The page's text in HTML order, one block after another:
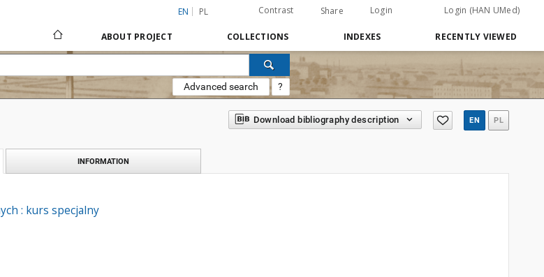
EN PL Contrast Share Login Login (HAN UMed)
ABOUT PROJECT COLLECTIONS INDEXES RECENTLY VIEWED
Advanced search ?
Download bibliography description EN PL
INFORMATION
: kurs specjalny